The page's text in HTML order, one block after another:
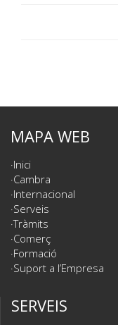
MAPA WEB
Inici
Cambra
Internacional
Serveis
Tràmits
Comerç
Formació
Suport a l’Empresa
SERVEIS